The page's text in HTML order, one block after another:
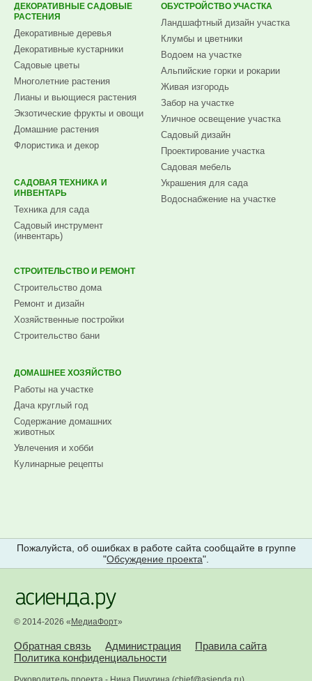
ДЕКОРАТИВНЫЕ САДОВЫЕ
РАСТЕНИЯ
Декоративные деревья
Декоративные кустарники
Садовые цветы
Многолетние растения
Лианы и вьющиеся растения
Экзотические фрукты и овощи
Домашние растения
Флористика и декор
САДОВАЯ ТЕХНИКА И
ИНВЕНТАРЬ
Техника для сада
Садовый инструмент
(инвентарь)
ОБУСТРОЙСТВО УЧАСТКА
Ландшафтный дизайн участка
Клумбы и цветники
Водоем на участке
Альпийские горки и рокарии
Живая изгородь
Забор на участке
Уличное освещение участка
Садовый дизайн
Проектирование участка
Садовая мебель
Украшения для сада
Водоснабжение на участке
СТРОИТЕЛЬСТВО И РЕМОНТ
Строительство дома
Ремонт и дизайн
Хозяйственные постройки
Строительство бани
ДОМАШНЕЕ ХОЗЯЙСТВО
Работы на участке
Дача круглый год
Содержание домашних
животных
Увлечения и хобби
Кулинарные рецепты
Пожалуйста, об ошибках в работе сайта сообщайте в группе
"Обсуждение проекта".
© 2014-2026 «МедиаФорт»
Обратная связь Администрация
Правила сайта
Политика конфиденциальности